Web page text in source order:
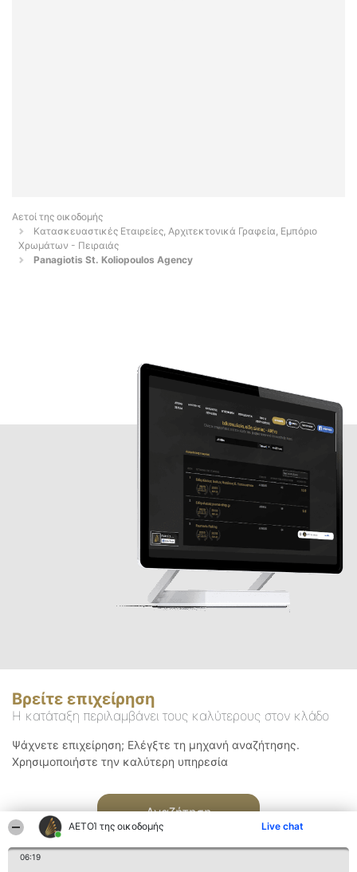
ΑΕΤΟΊ της οικοδομής Live chat
06:19
Αετοί της οικοδομής
Κατασκευαστικές Εταιρείες, Αρχιτεκτονικά Γραφεία, Εμπόριο
Χρωμάτων - Πειραιάς
Panagiotis St. Koliopoulos Agency
Βρείτε επιχείρηση
Η κατάταξη περιλαμβάνει τους καλύτερους στον κλάδο
Ψάχνετε επιχείρηση; Ελέγξτε τη μηχανή αναζήτησης.
Χρησιμοποιήστε την καλύτερη υπηρεσία
Αναζήτηση